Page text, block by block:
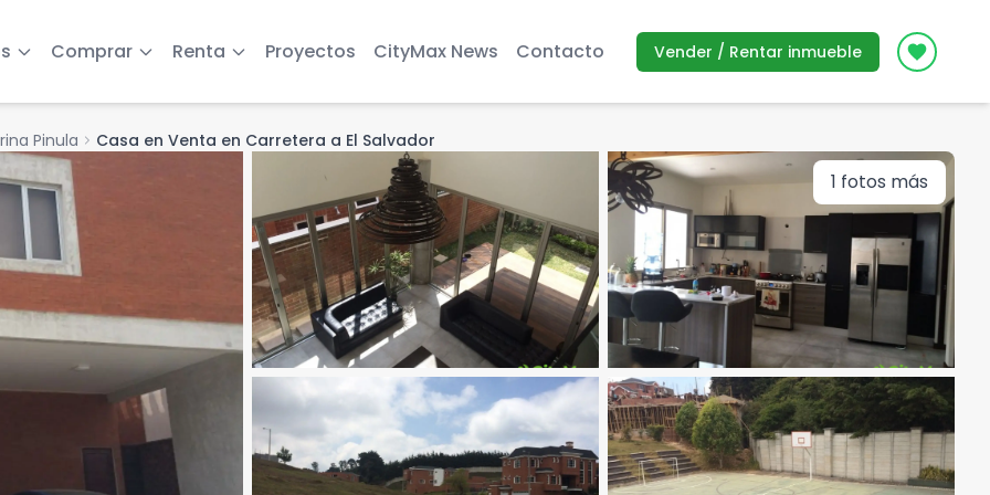
Comprar Renta Proyectos CityMax News Contacto Vender / Rentar inmueble Icon
Pinula chevron_right Casa en Venta en Carretera a El Salvador
1 fotos más